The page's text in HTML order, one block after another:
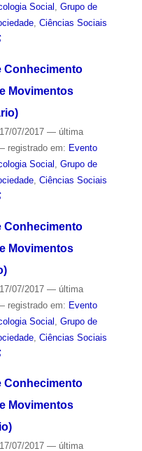
Social , Grupo de
, Ciências Sociais
Conhecimento
Movimentos
07/2017 — última
registrado em: Evento
Social , Grupo de
, Ciências Sociais
Conhecimento
Movimentos
07/2017 — última
registrado em: Evento
Social Grupo de
, Ciências Sociais
Conhecimento
Movimentos
07/2017 — última